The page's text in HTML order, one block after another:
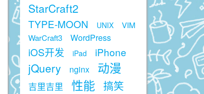
StarCraft2
TYPE-MOON UNIX
VIM
WarCraft3
WordPress
iOS开发 iPad iPhone
jQuery nginx 动漫
吉里吉里 性能 搞笑